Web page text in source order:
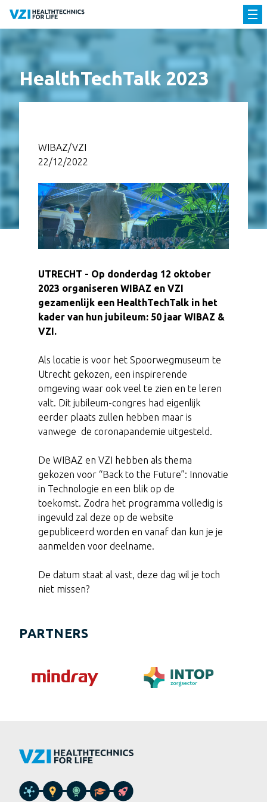
HealthTechTalk 2023
WIBAZ/VZI
22/12/2022
UTRECHT - Op donderdag 12 oktober
2023 organiseren WIBAZ en VZI
gezamenlijk een HealthTechTalk in het
kader van hun jubileum: 50 jaar WIBAZ &
VZI.
Als locatie is voor het Spoorwegmuseum te
Utrecht gekozen, een inspirerende
omgeving waar ook veel te zien en te leren
valt. Dit jubileum-congres had eigenlijk
eerder plaats zullen hebben maar is
vanwege de coronapandemie uitgesteld.
De WIBAZ en VZI hebben als thema
gekozen voor “Back to the Future”: Innovatie
in Technologie en een blik op de
toekomst. Zodra het programma volledig is
ingevuld zal deze op de website
gepubliceerd worden en vanaf dan kun je je
aanmelden voor deelname.
De datum staat al vast, deze dag wil je toch
niet missen?
PARTNERS